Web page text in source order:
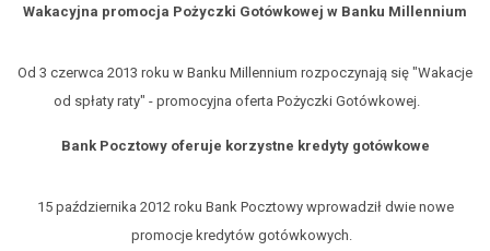
Wakacyjna promocja Pożyczki Gotówkowej w Banku Millennium
Od 3 czerwca 2013 roku w Banku Millennium rozpoczynają się "Wakacje
od spłaty raty" - promocyjna oferta Pożyczki Gotówkowej.
Bank Pocztowy oferuje korzystne kredyty gotówkowe
15 października 2012 roku Bank Pocztowy wprowadził dwie nowe
promocje kredytów gotówkowych.